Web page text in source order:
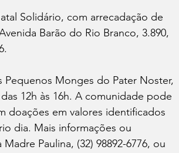
Solidário, com arrecadação de
Barão do Rio Branco, 3.890,
Pequenos Monges do Pater Noster,
12h às 16h. A comunidade pode
doações em valores identificados
dia. Mais informações ou
Paulina, (32) 98892-6776, ou